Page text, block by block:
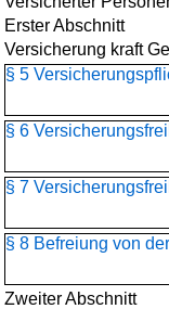
Erster Abschnitt
Versicherung kraft
§ 5
§ 6
§ 7
§ 8 Befreiung von
Zweiter Abschnitt